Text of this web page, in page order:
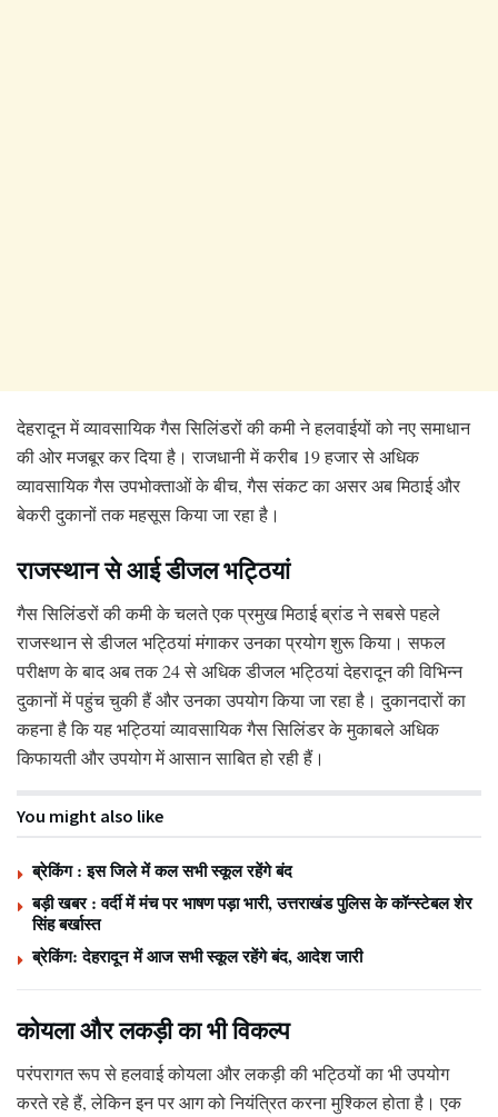
देहरादून में व्यावसायिक गैस सिलिंडरों की कमी ने हलवाईयों को नए समाधान
की ओर मजबूर कर दिया है। राजधानी में करीब 19 हजार से अधिक
व्यावसायिक गैस उपभोक्ताओं के बीच, गैस संकट का असर अब मिठाई और
बेकरी दुकानों तक महसूस किया जा रहा है।
राजस्थान से आई डीजल भट्ठियां
गैस सिलिंडरों की कमी के चलते एक प्रमुख मिठाई ब्रांड ने सबसे पहले
राजस्थान से डीजल भट्ठियां मंगाकर उनका प्रयोग शुरू किया। सफल
परीक्षण के बाद अब तक 24 से अधिक डीजल भट्ठियां देहरादून की विभिन्न
दुकानों में पहुंच चुकी हैं और उनका उपयोग किया जा रहा है। दुकानदारों का
कहना है कि यह भट्ठियां व्यावसायिक गैस सिलिंडर के मुकाबले अधिक
किफायती और उपयोग में आसान साबित हो रही हैं।
You might also like
ब्रेकिंग : इस जिले में कल सभी स्कूल रहेंगे बंद
बड़ी खबर : वर्दी में मंच पर भाषण पड़ा भारी, उत्तराखंड पुलिस के कॉन्स्टेबल शेर
सिंह बर्खास्त
ब्रेकिंग: देहरादून में आज सभी स्कूल रहेंगे बंद, आदेश जारी
कोयला और लकड़ी का भी विकल्प
परंपरागत रूप से हलवाई कोयला और लकड़ी की भट्ठियों का भी उपयोग
करते रहे हैं, लेकिन इन पर आग को नियंत्रित करना मुश्किल होता है। एक